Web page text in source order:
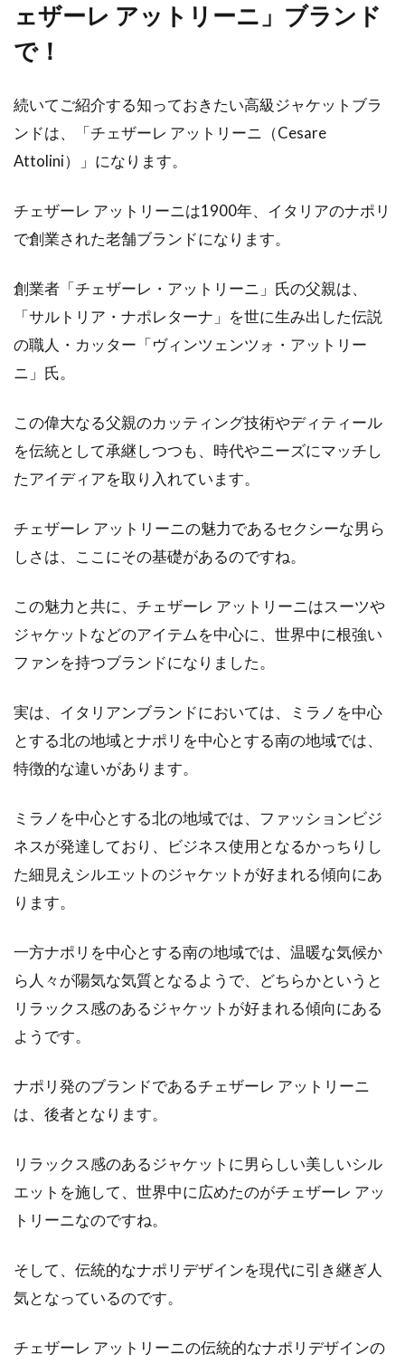
ェザーレ アットリーニ」ブランド
で！
続いてご紹介する知っておきたい高級ジャケットブラ
ンドは、「チェザーレ アットリーニ（Cesare
Attolini）」になります。
チェザーレ アットリーニは1900年、イタリアのナポリ
で創業された老舗ブランドになります。
創業者「チェザーレ・アットリーニ」氏の父親は、
「サルトリア・ナポレターナ」を世に生み出した伝説
の職人・カッター「ヴィンツェンツォ・アットリー
ニ」氏。
この偉大なる父親のカッティング技術やディティール
を伝統として承継しつつも、時代やニーズにマッチし
たアイディアを取り入れています。
チェザーレ アットリーニの魅力であるセクシーな男ら
しさは、ここにその基礎があるのですね。
この魅力と共に、チェザーレ アットリーニはスーツや
ジャケットなどのアイテムを中心に、世界中に根強い
ファンを持つブランドになりました。
実は、イタリアンブランドにおいては、ミラノを中心
とする北の地域とナポリを中心とする南の地域では、
特徴的な違いがあります。
ミラノを中心とする北の地域では、ファッションビジ
ネスが発達しており、ビジネス使用となるかっちりし
た細見えシルエットのジャケットが好まれる傾向にあ
ります。
一方ナポリを中心とする南の地域では、温暖な気候か
ら人々が陽気な気質となるようで、どちらかというと
リラックス感のあるジャケットが好まれる傾向にある
ようです。
ナポリ発のブランドであるチェザーレ アットリーニ
は、後者となります。
リラックス感のあるジャケットに男らしい美しいシル
エットを施して、世界中に広めたのがチェザーレ アッ
トリーニなのですね。
そして、伝統的なナポリデザインを現代に引き継ぎ人
気となっているのです。
チェザーレ アットリーニの伝統的なナポリデザインの